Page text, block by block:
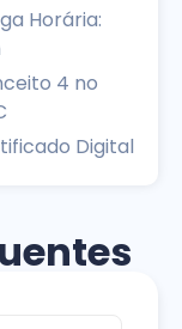
Horária:
4 no
Digital